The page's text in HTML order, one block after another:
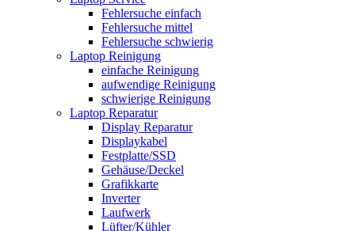
Fehlersuche einfach
Fehlersuche mittel
Fehlersuche schwierig
Laptop Reinigung
einfache Reinigung
aufwendige Reinigung
schwierige Reinigung
Laptop Reparatur
Display Reparatur
Displaykabel
Festplatte/SSD
Gehäuse/Deckel
Grafikkarte
Inverter
Laufwerk
Lüfter/Kühler